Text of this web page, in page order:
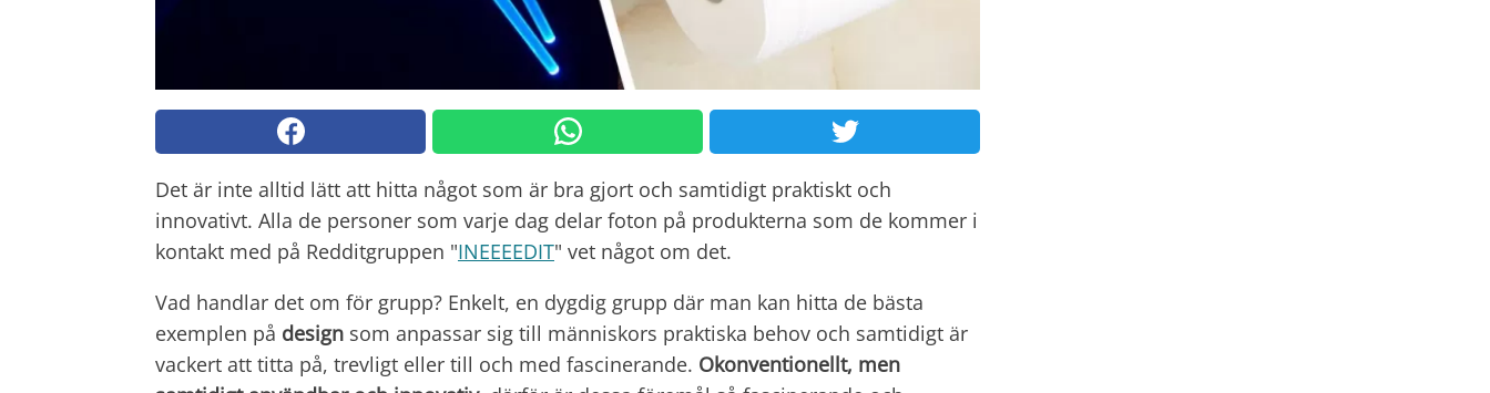
Det är inte alltid lätt att hitta något som är bra gjort och samtidigt praktiskt och
innovativt. Alla de personer som varje dag delar foton på produkterna som de kommer i
kontakt med på Redditgruppen "INEEEEDIT" vet något om det.
Vad handlar det om för grupp? Enkelt, en dygdig grupp där man kan hitta de bästa
exemplen på design som anpassar sig till människors praktiska behov och samtidigt är
vackert att titta på, trevligt eller till och med fascinerande. Okonventionellt, men